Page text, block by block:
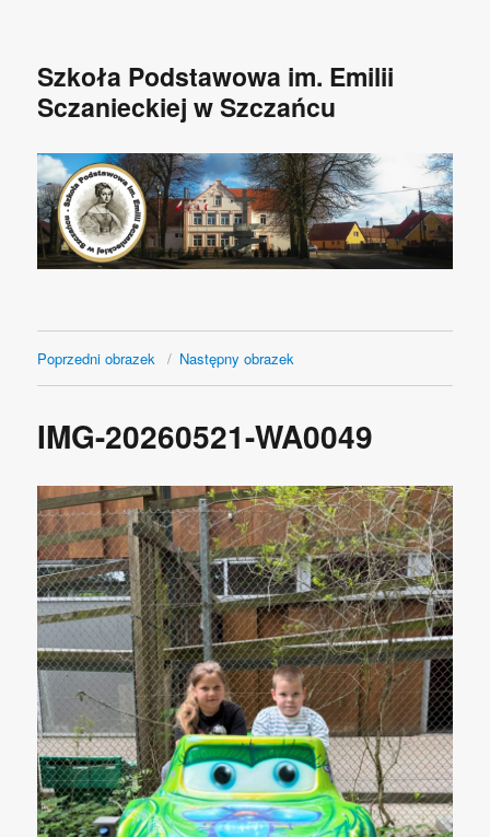
Szkoła Podstawowa im. Emilii
Sczanieckiej w Szczańcu
Poprzedni obrazek Następny obrazek
IMG-20260521-WA0049